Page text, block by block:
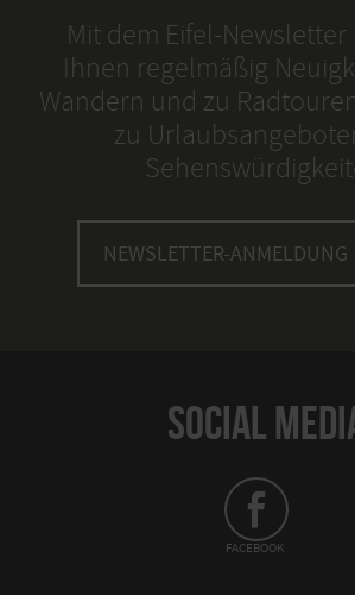
Mit dem Eifel-
Ihnen regelmäßig
Wandern und zu
zu
NEWSLETTER-ANMELDUNG
SOCIAL
FACEBOOK